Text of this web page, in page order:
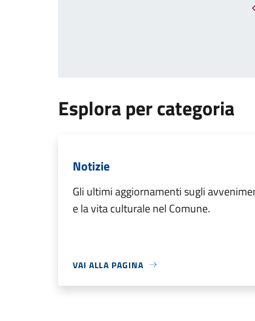
Esplora per categoria
Notizie
Gli ultimi aggiornamenti sugli
e la vita culturale nel Comune.
VAI ALLA PAGINA